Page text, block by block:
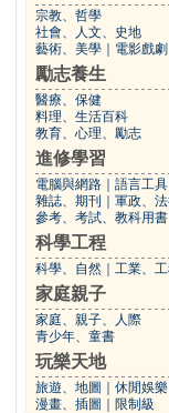
宗教、哲學
社會、人文、史地
藝術、美學
電影戲劇
勵志養生
醫療、保健
料理、生活百科
教育、心理、勵志
進修學習
電腦與網路
語言工具
雜誌、期刊
軍政、
參考、考試、教科用書
科學工程
科學、自然 工業、
家庭親子
家庭、親子、人際
青少年、童書
玩樂天地
旅遊、地圖
休閒娛樂
漫畫、插圖
限制級